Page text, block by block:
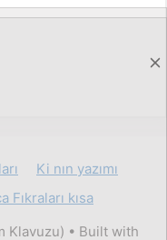
Ki nın yazımı
Fıkraları kısa
Klavuzu) • Built with